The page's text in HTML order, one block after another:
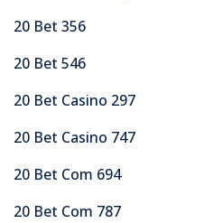
20 Bet 356
20 Bet 546
20 Bet Casino 297
20 Bet Casino 747
20 Bet Com 694
20 Bet Com 787